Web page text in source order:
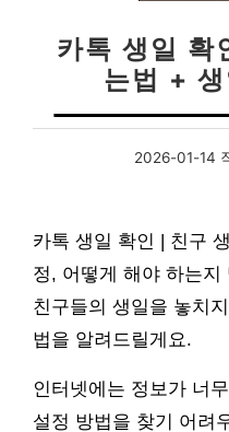
카톡 생일 확
는법 +
2026-01-14
카톡 생일 확인 | 친구
정, 어떻게 해야 하는지
친구들의 생일을 놓치
법을 알려드릴게요.
인터넷에는 정보가 너
설정 방법을 찾기 어려